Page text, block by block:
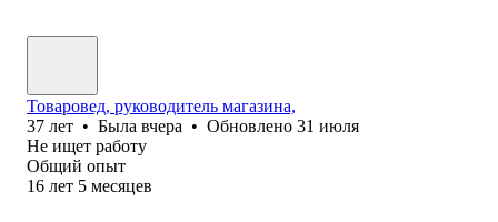
Товаровед, руководитель магазина,
37 лет • Была вчера • Обновлено 31 июля
Не ищет работу
Общий опыт
16 лет 5 месяцев